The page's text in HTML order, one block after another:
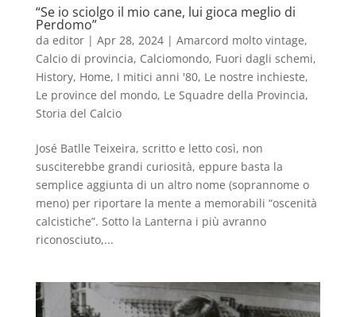
“Se io sciolgo il mio cane, lui gioca meglio di
Perdomo”
da editor| Apr 28, 2024| Amarcord molto vintage,
Calcio di provincia, Calciomondo, Fuori dagli schemi,
History, Home, I mitici anni '80, Le nostre inchieste,
Le province del mondo, Le Squadre della Provincia,
Storia del Calcio
José Batlle Teixeira, scritto e letto così, non
susciterebbe grandi curiosità, eppure basta la
semplice aggiunta di un altro nome (soprannome o
meno) per riportare la mente a memorabili “oscenità
calcistiche”. Sotto la Lanterna i più avranno
riconosciuto,...